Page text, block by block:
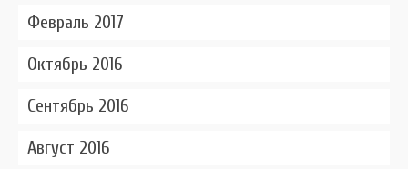
Февраль 2017
Октябрь 2016
Сентябрь 2016
Август 2016